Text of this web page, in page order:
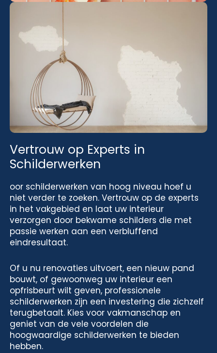
Vertrouw op Experts in
Schilderwerken
oor schilderwerken van hoog niveau hoef u
niet verder te zoeken. Vertrouw op de experts
in het vakgebied en laat uw interieur
verzorgen door bekwame schilders die met
passie werken aan een verbluffend
eindresultaat.
Of u nu renovaties uitvoert, een nieuw pand
bouwt, of gewoonweg uw interieur een
opfrisbeurt wilt geven, professionele
schilderwerken zijn een investering die zichzelf
terugbetaalt. Kies voor vakmanschap en
geniet van de vele voordelen die
hoogwaardige schilderwerken te bieden
hebben.